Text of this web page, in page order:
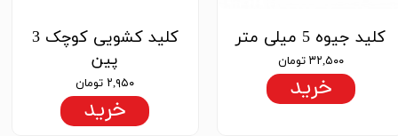
کلید جیوه 5 میلی متر
۳۲,۵۰۰ تومان
خرید
کلید کشویی کوچک 3
پین
۲,۹۵۰ تومان
خرید